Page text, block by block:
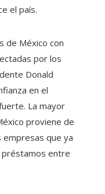
el país.
de México con
por los
Donald
en el
La mayor
proviene de
empresas que ya
préstamos entre